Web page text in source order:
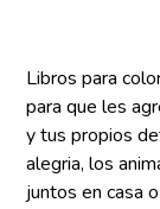
Libros para
para que les
y tus propios
alegria, los
juntos en casa